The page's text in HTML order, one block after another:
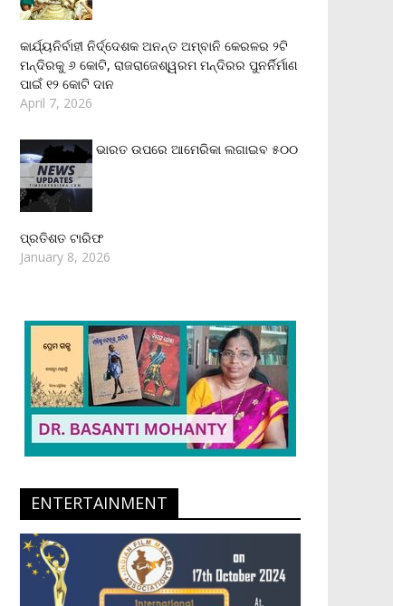
କାର୍ଯ୍ୟନିର୍ବାହୀ ନିର୍ଦ୍ଦେଶକ ଅନନ୍ତ ଅମ୍ବାନି କେରଳର ୨ଟି
ମନ୍ଦିରକୁ ୬ କୋଟି, ରାଜରାଜେଶ୍ୱରମ ମନ୍ଦିରର ପୁନର୍ନିର୍ମାଣ
ପାଇଁ ୧୨ କୋଟି ଦାନ
April 7, 2026
ଭାରତ ଉପରେ ଆମେରିକା ଲଗାଇବ ୫୦୦
ପ୍ରତିଶତ ଟାରିଫ
January 8, 2026
ENTERTAINMENT